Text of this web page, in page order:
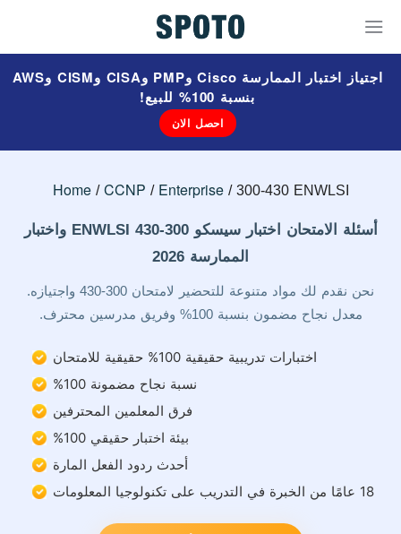
اجتياز اختبار الممارسة Cisco وPMP وCISA وCISM وAWS
بنسبة 100% للبيع!
احصل الان
Home CCNP Enterprise 300-430 ENWLSI
أسئلة الامتحان اختبار سيسكو 300-430 ENWLSI واختبار
الممارسة 2026
نحن نقدم لك مواد متنوعة للتحضير لامتحان 300-430 واجتيازه.
معدل نجاح مضمون بنسبة 100% وفريق مدرسين محترف.
اختبارات تدريبية حقيقية 100% حقيقية للامتحان
نسبة نجاح مضمونة 100%
فرق المعلمين المحترفين
بيئة اختبار حقيقي 100%
أحدث ردود الفعل المارة
18 عامًا من الخبرة في التدريب على تكنولوجيا المعلومات